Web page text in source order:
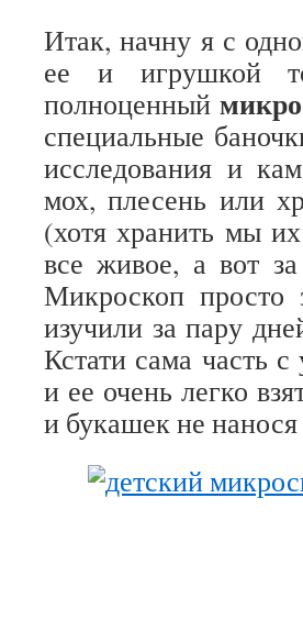
Итак, начну я с
ее и игрушкой
полноценный
специальные
исследования и
мох, плесень или
(хотя хранить мы
все живое, а вот
Микроскоп
изучили за пару
Кстати сама часть
и ее очень легко
и букашек не